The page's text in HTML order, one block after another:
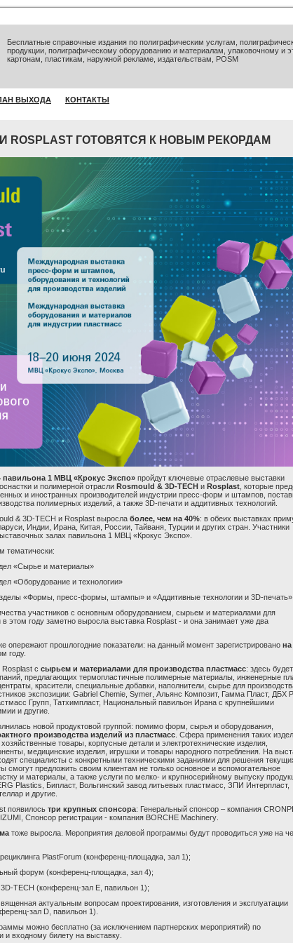
Бесплатные справочные издания по полиграфическим услугам,
продукции, полиграфическому оборудованию и материалам, упаковочному и
картонам, пластикам, наружной рекламе, издательствам, POSM
ВЫХОДА КОНТАКТЫ
И ROSPLAST ГОТОВЯТСЯ К НОВЫМ РЕКОРДАМ
павильона 1 МВЦ «Крокус Экспо» пройдут ключевые отраслевые выставки
и полимерной отрасли Rosmould & 3D-TECH и Rosplast , которые
и иностранных производителей индустрии пресс-форм и штампов,
полимерных изделий, а также 3D-печати и аддитивных технологий.
& 3D-TECH и Rosplast выросла более, чем на 40%: в обеих выставках
Индии, Ирана, Китая, России, Тайваня, Турции и других стран. Участники
залах павильона 1 МВЦ «Крокус Экспо».
тематически:
«Сырье и материалы»
«Оборудование и технологии»
«Формы, пресс-формы, штампы» и «Аддитивные технологии и 3D-печать»
участников с основным оборудованием, сырьем и материалами для
этом году заметно выросла выставка Rosplast - и она занимает уже два
опережают прошлогодние показатели: на данный момент зарегистрировано на
году.
Rosplast с сырьем и материалами для производства пластмасс: здесь будет
предлагающих термопластичные полимерные материалы, инженерные
красители, специальные добавки, наполнители, сырье для
экспозиции: Gabriel Chemie Symer , Альянс Композит, Гамма Пласт, ДБХ
Групп, Татхимпласт, Национальный павильон Ирана с крупнейшими
и другие.
новой продуктовой группой: помимо форм, сырья и оборудования,
производства изделий из пластмасс . Сфера применения таких
товары, корпусные детали и электротехнические изделия,
медицинские изделия, игрушки и товары народного потребления.
На
специалисты с конкретными техническими заданиями для решения
смогут предложить своим клиентам не только основное и вспомогательное
и материалы, а также услуги по мелко- и крупносерийному выпуску
Plastics , Бипласт, Вольгинский завод литьевых пластмасс, ЗПИ Интерпласт,
и другие.
появилось три крупных спонсора: Генеральный спонсор – компания
, Спонсор регистрации - компания BORCHE Machinery
тоже выросла. Мероприятия деловой программы будут проводиться уже на
PlastForum (конференц-площадка, зал 1);
форум (конференц-площадка, зал 4);
3D-TECH (конференц-зал Е, павильон 1);
актуальным вопросам проектирования, изготовления и эксплуатации
зал D , павильон 1 )
можно бесплатно (за исключением партнерских мероприятий) по
и входному билету на выставку